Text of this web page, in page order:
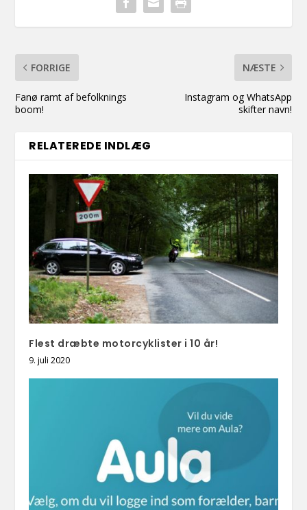
FORRIGE
Fanø ramt af befolknings
boom!
NÆSTE
Instagram og WhatsApp
skifter navn!
RELATEREDE INDLÆG
Flest dræbte motorcyklister i 10 år!
9. juli 2020